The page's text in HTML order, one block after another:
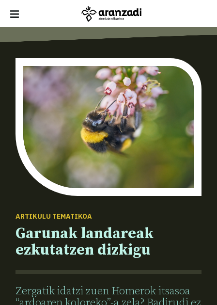
ARTIKULU TEMATIKOA
Garunak landareak
ezkutatzen dizkigu
Zergatik idatzi zuen Homerok itsasoa